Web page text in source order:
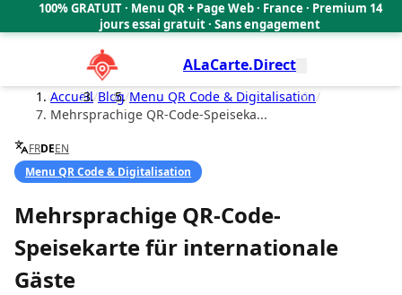
100% GRATUIT · Menu QR + Page Web · France · Premium 14
jours essai gratuit · Sans engagement
ALaCarte.Direct
Accueil/Blog/Menu QR Code & Digitalisation/
Mehrsprachige QR-Code-Speiseka...
FRDEEN
Menu QR Code & Digitalisation
Mehrsprachige QR-Code-
Speisekarte für internationale
Gäste